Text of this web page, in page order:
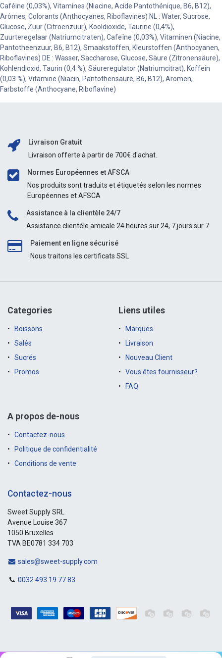
Caféine (0,03%), Vitamines (Niacine, Acide Pantothénique, B6, B12),
Arômes, Colorants (Anthocyanes, Riboflavines) NL : Water, Sucrose,
Glucose, Zuur (Citroenzuur), Kooldioxide, Taurine (0,4%),
Zuurteregelaar (Natriumcitraten), Cafeïne (0,03%), Vitaminen (Niacine,
Pantotheenzuur, B6, B12), Smaakstoffen, Kleurstoffen (Anthocyanen,
Riboflavines) DE : Wasser, Saccharose, Glucose, Säure (Zitronensäure),
Kohlendioxid, Taurin (0,4 %), Säureregulator (Natriumcitrat), Koffein
(0,03 %), Vitamine (Niacin, Pantothensäure, B6, B12), Aromen,
Farbstoffe (Anthocyane, Riboflavine)
Livraison Gratuit
Livraison offerte à partir de 700€ d'achat.
Normes Européennes et AFSCA
Nos produits sont traduits et étiquetés selon les normes
Européennes et AFSCA
Assistance à la clientèle 24/7
Assistance clientèle amicale 24 heures sur 24, 7 jours sur 7
Paiement en ligne sécurisé
Nous traitons les certificats SSL
Categories
Boissons
Salés
Sucrés
Promos
Liens utiles
Marques
Livraison
Nouveau Client
Vous êtes fournisseur?
FAQ
A propos de-nous
Contactez-nous
Politique de confidentialité
Conditions de vente
Contactez-nous
Sweet Supply SRL
Avenue Louise 367
1050 Bruxelles
TVA BE0781 334 703
sales@sweet-supply.com
0032 493 19 77 83